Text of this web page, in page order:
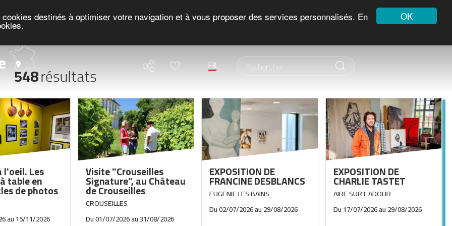
OK
destinés à optimiser votre navigation et à vous proposer des services personnalisés. En
FR
Agenda
548résultats
l'oeil. Les
table en
de photos
au 15/11/2026
Visite "Crouseilles
Signature", au Château
de Crouseilles
CROUSEILLES
Du01/07/2026au31/08/2026
EXPOSITION DE
FRANCINE DESBLANCS
EUGENIE LES BAINS
Du02/07/2026au 29/08/2026
EXPOSITION DE
CHARLIE TASTET
AIRE SUR L ADOUR
Du 17/07/2026au 29/08/2026